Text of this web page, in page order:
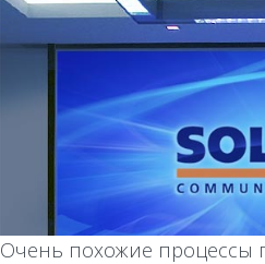
Очень похожие процессы